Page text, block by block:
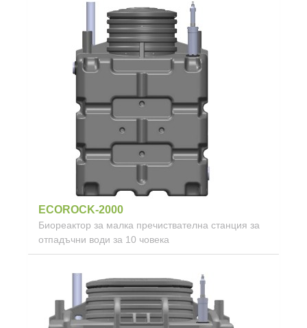
ECOROCK-2000
Биореактор за малка пречиствателна станция за
отпадъчни води за 10 човека